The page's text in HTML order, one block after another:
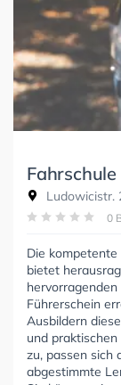
Ludowicistr.
0
Die
bietet
Führerschein
Ausbildern
und
zu, passen sich
abgestimmte